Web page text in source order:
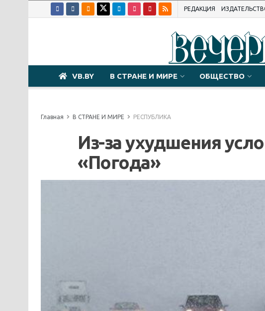
РЕДАКЦИЯ
VB.BY В СТРАНЕ И МИРЕ ОБЩЕСТВО
Главная В СТРАНЕ И МИРЕ РЕСПУБЛИКА
Из-за ухудшения
«Погода»